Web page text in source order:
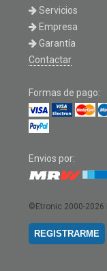
Servicios
Empresa
Garantía
Contactar
Formas de pago:
Envios por:
©Etronic 2000-2026
REGISTRARME